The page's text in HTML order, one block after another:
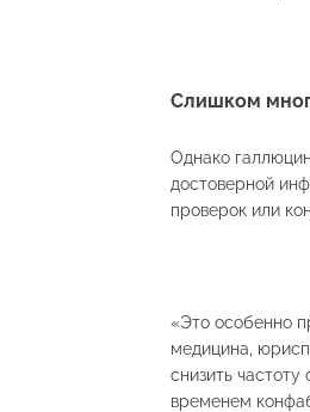
Слишком
Однако
достоверной
проверок или
«Это особенно
медицина,
снизить
временем